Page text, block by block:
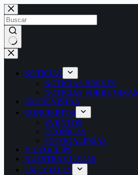
Saltar
al
contenido
Sin
resultados
NOTICIAS
NOTICIAS BREVES
NOTICIAS SOBRE GIRAS
ENTREVISTAS
CONCIERTOS
EVENTOS
CRÓNICAS
FOTOGALERÍAS
VIDEOCLIPS
NUESTRAS LISTAS
ESPECIALES